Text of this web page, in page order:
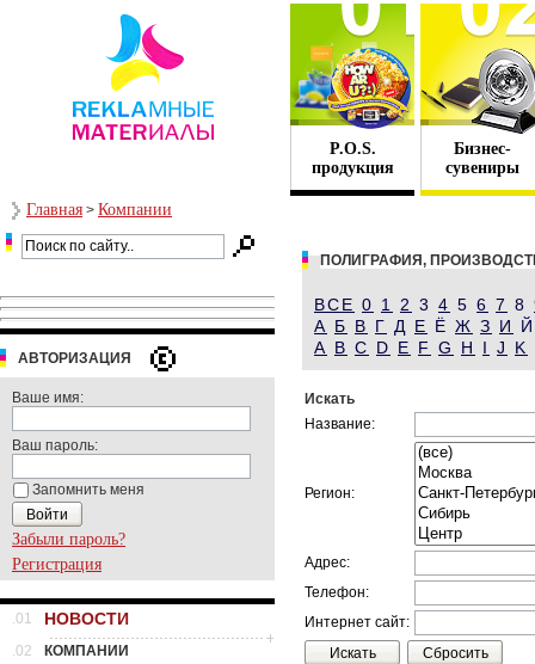
P.O.S.
продукция
Бизнес-
сувениры
Главная > Компании
АВТОРИЗАЦИЯ
Ваше имя:
Ваш пароль:
Запомнить меня
Забыли пароль?
Регистрация
.01 НОВОСТИ
.02
КОМПАНИИ
ПОЛИГРАФИЯ,
ВСЕ 0 1 2 3 4 5 6 7 8
А Б В Г Д Е Ё Ж З И
A B C D E F G H I J K
Искать
Название:
Регион:
Адрес:
Телефон:
Интернет сайт: